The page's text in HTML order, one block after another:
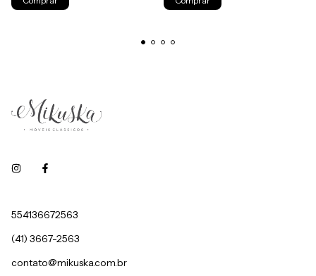
554136672563
(41) 3667-2563
contato@mikuska.com.br